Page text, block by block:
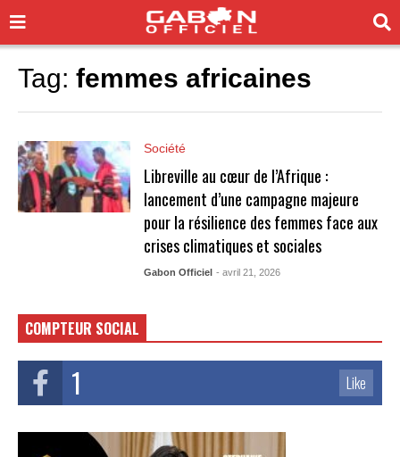
Tag: femmes africaines
Société
Libreville au cœur de l’Afrique :
lancement d’une campagne majeure
pour la résilience des femmes face aux
crises climatiques et sociales
Gabon Officiel - avril 21, 2026
COMPTEUR SOCIAL
1 Like